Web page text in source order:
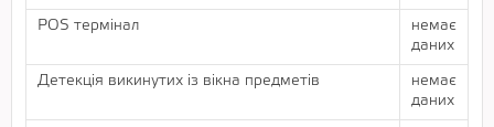
POS термінал
немає
даних
Детекція викинутих із вікна предметів
немає
даних